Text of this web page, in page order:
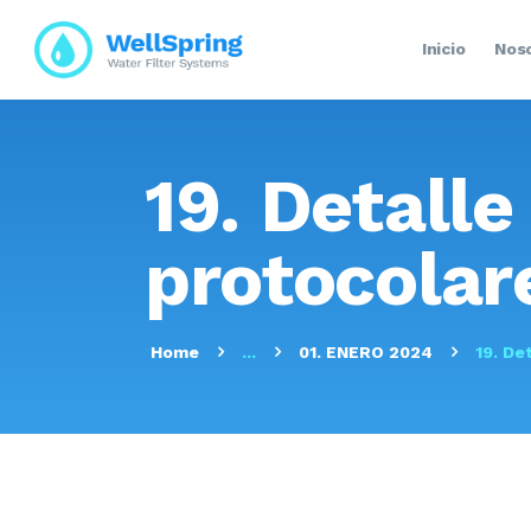
Inicio
19.
Home ... 01. ENERO 2024 19.